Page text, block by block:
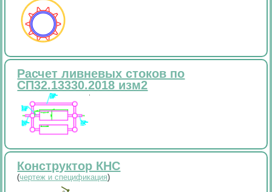
Расчет ливневых стоков по
СП32.13330.2018 изм2
Конструктор КНС
(чертеж и спецификация)